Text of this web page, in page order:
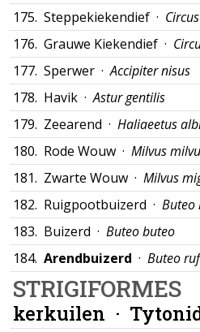
175. Steppekiekendief ·
176. Grauwe Kiekendief ·
177. Sperwer ·Accipiter nisus
178. Havik ·Astur gentilis
179. Zeearend · Haliaeetus
180. Rode Wouw · Milvus
181. Zwarte Wouw · Milvus
182. Ruigpootbuizerd · Buteo
183. Buizerd · Buteo buteo
184. Arendbuizerd · Buteo
STRIGIFORMES
kerkuilen ·